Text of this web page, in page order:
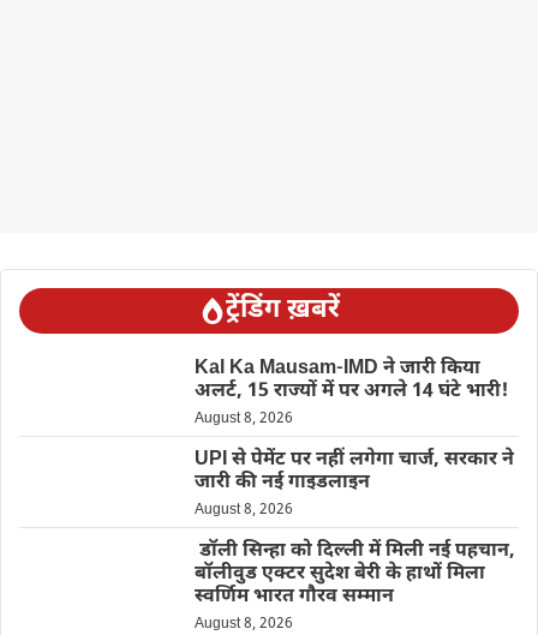
ट्रेंडिंग ख़बरें
Kal Ka Mausam-IMD ने जारी किया
अलर्ट, 15 राज्यों में पर अगले 14 घंटे भारी!
August 8, 2026
UPI से पेमेंट पर नहीं लगेगा चार्ज, सरकार ने
जारी की नई गाइडलाइन
August 8, 2026
डॉली सिन्हा को दिल्ली में मिली नई पहचान,
बॉलीवुड एक्टर सुदेश बेरी के हाथों मिला
स्वर्णिम भारत गौरव सम्मान
August 8, 2026